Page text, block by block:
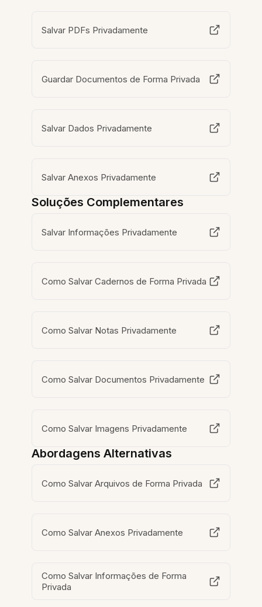
Salvar PDFs Privadamente
Guardar Documentos de Forma Privada
Salvar Dados Privadamente
Salvar Anexos Privadamente
Soluções Complementares
Salvar Informações Privadamente
Como Salvar Cadernos de Forma Privada
Como Salvar Notas Privadamente
Como Salvar Documentos Privadamente
Como Salvar Imagens Privadamente
Abordagens Alternativas
Como Salvar Arquivos de Forma Privada
Como Salvar Anexos Privadamente
Como Salvar Informações de Forma
Privada